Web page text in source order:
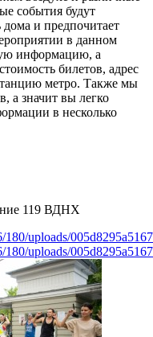
события будут
и предпочитает
в данном
информацию, а
билетов, адрес
метро. Также мы
а значит вы легко
в несколько
119 ВДНХ
uploads/
uploads/